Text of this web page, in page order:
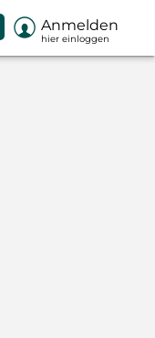
 Anmelden
hier einloggen